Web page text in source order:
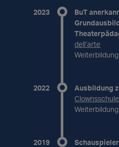
2023
BuT
dell’arte
2022
Ausbildung
2019